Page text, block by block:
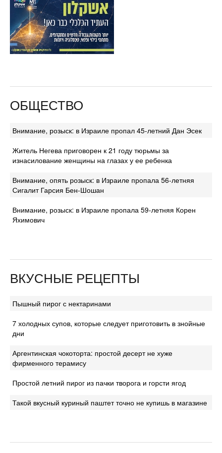
ОБЩЕСТВО
Внимание, розыск: в Израиле пропал 45-летний Дан Эсек
Житель Негева приговорен к 21 году тюрьмы за
изнасилование женщины на глазах у ее ребенка
Внимание, опять розыск: в Израиле пропала 56-летняя
Сигалит Гарсия Бен-Шошан
Внимание, розыск: в Израиле пропала 59-летняя Корен
Яхимович
ВКУСНЫЕ РЕЦЕПТЫ
Пышный пирог с нектаринами
7 холодных супов, которые следует приготовить в знойные
дни
Аргентинская чокоторта: простой десерт не хуже
фирменного терамису
Простой летний пирог из пачки творога и горсти ягод
Такой вкусный куриный паштет точно не купишь в магазине